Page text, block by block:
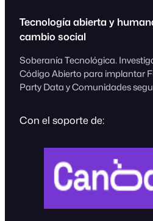
Tecnología abierta y
cambio social
Soberanía Tecnológica.
Código Abierto para implantar
Party Data y Comunidades
Con el soporte de: